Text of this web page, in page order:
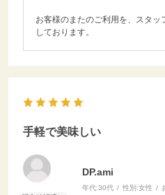
お客様のまたのご利用を、スタッ
しております。
手軽で美味しい
DP.ami
年代:30代 性別:女性